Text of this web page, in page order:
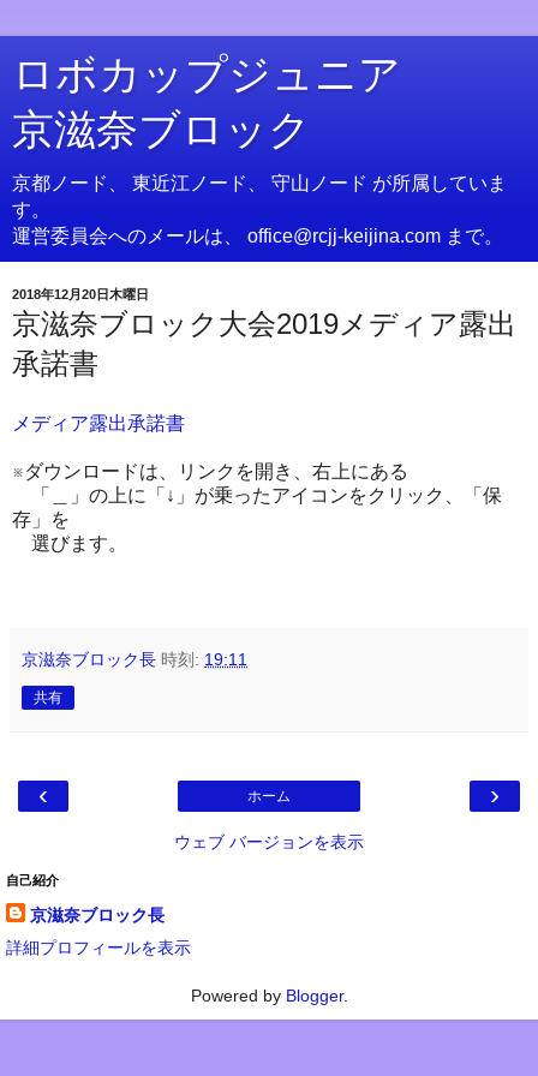
ロボカップジュニア
京滋奈ブロック
京都ノード、 東近江ノード、 守山ノード が所属していま
す。
運営委員会へのメールは、 office@rcjj-keijina.com まで。
2018年12月20日木曜日
京滋奈ブロック大会2019メディア露出
承諾書
メディア露出承諾書
※ダウンロードは、リンクを開き、右上にある
「＿」の上に「↓」が乗ったアイコンをクリック、「保
存」を
選びます。
京滋奈ブロック長 時刻: 19:11
共有
‹ ›
ホーム
ウェブ バージョンを表示
自己紹介
京滋奈ブロック長
詳細プロフィールを表示
Powered by Blogger.